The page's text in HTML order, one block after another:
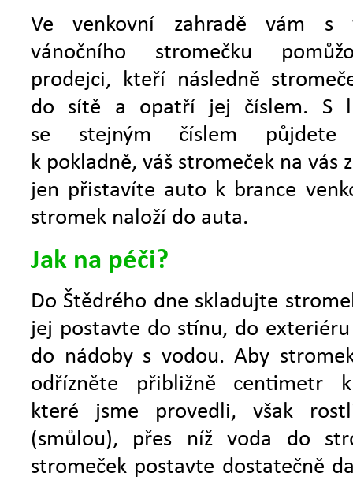
Ve venkovní zahradě vám s
vánočního stromečku
prodejci, kteří následně
do sítě a opatří jej číslem. S
se stejným číslem půjdete
k pokladně, váš stromeček na vás
jen přistavíte auto k brance
stromek naloží do auta.
Jak na péči?
Do Štědrého dne skladujte
jej postavte do stínu, do
do nádoby s vodou. Aby
odřízněte přibližně centimetr
které jsme provedli, však
(smůlou), přes níž voda do
stromeček postavte dostatečně